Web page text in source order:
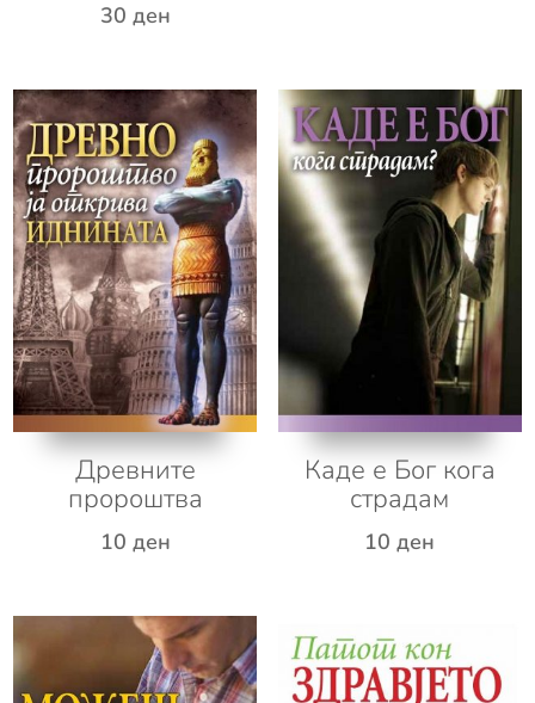
30 ден
Древните
пророштва
10 ден
Каде е Бог кога
страдам
10ден